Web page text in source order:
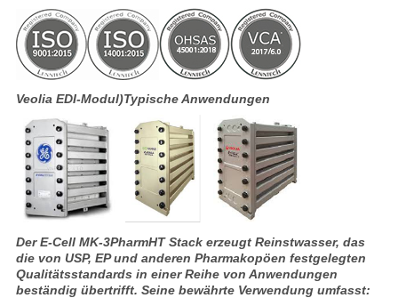
Veolia EDI-Modul)Typische Anwendungen
Der E-Cell MK-3PharmHT Stack erzeugt Reinstwasser, das
die von USP, EP und anderen Pharmakopöen festgelegten
Qualitätsstandards in einer Reihe von Anwendungen
beständig übertrifft. Seine bewährte Verwendung umfasst: